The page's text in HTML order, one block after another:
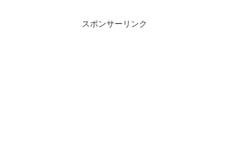
スポンサーリンク